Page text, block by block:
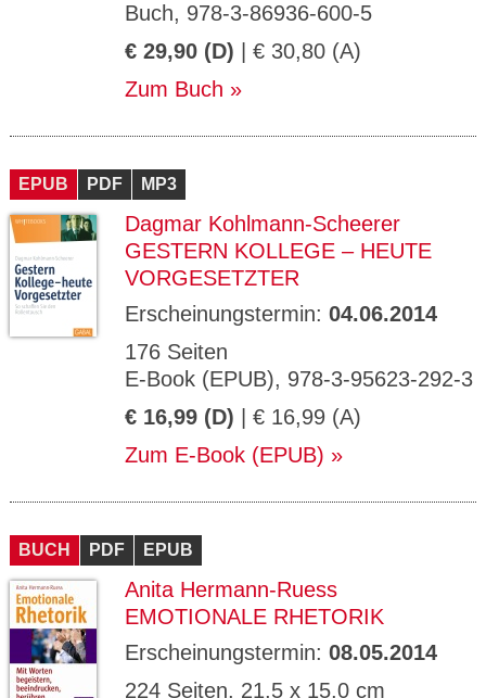
Buch, 978-3-86936-600-5
€ 29,90 (D) | € 30,80 (A)
Zum Buch
EPUB PDF MP3
Dagmar Kohlmann-Scheerer
GESTERN KOLLEGE – HEUTE
VORGESETZTER
Erscheinungstermin: 04.06.2014
176 Seiten
E-Book (EPUB), 978-3-95623-292-3
€ 16,99 (D) | € 16,99 (A)
Zum E-Book (EPUB)
BUCH PDF EPUB
Anita Hermann-Ruess
EMOTIONALE RHETORIK
Erscheinungstermin: 08.05.2014
224 Seiten, 21,5 x 15,0 cm